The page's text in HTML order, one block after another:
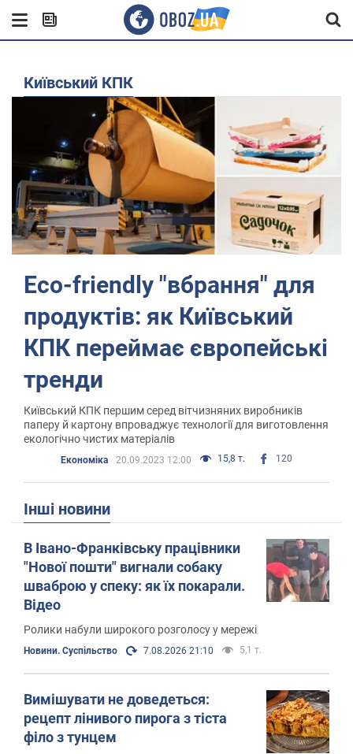
Київський КПК
Eco-friendly "вбрання" для
продуктів: як Київський
КПК переймає європейські
тренди
Київський КПК першим серед вітчизняних виробників
паперу й картону впроваджує технології для виготовлення
екологічно чистих матеріалів
Економіка 20.09.2023 12:00 15,8 т. 120
Інші новини
В Івано-Франківську працівники
"Нової пошти" вигнали собаку
шваброю у спеку: як їх покарали.
Відео
Ролики набули широкого розголосу у мережі
Новини. Суспільство 7.08.2026 21:10 5,1 т.
Вимішувати не доведеться:
рецепт лінивого пирога з тіста
філо з тунцем